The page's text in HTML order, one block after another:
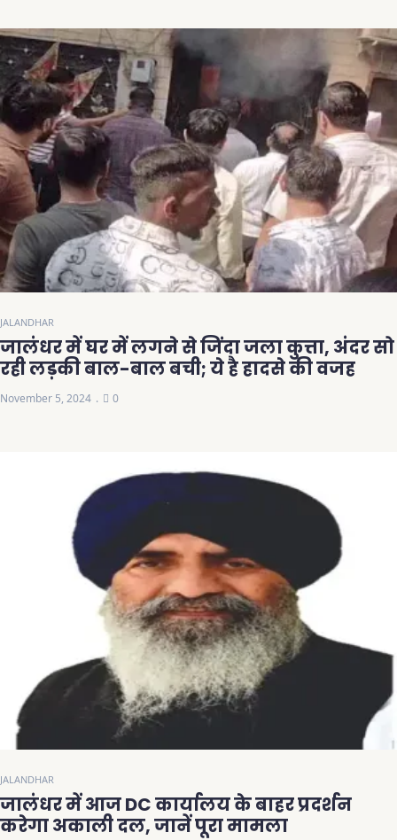
JALANDHAR
जालंधर में घर में लगने से जिंदा जला कुत्ता, अंदर सो
रही लड़की बाल-बाल बची; ये है हादसे की वजह
November 5, 2024 0
JALANDHAR
जालंधर में आज DC कार्यालय के बाहर प्रदर्शन
करेगा अकाली दल, जानें पूरा मामला